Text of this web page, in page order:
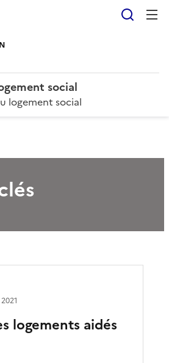
social
logement social
logements aidés